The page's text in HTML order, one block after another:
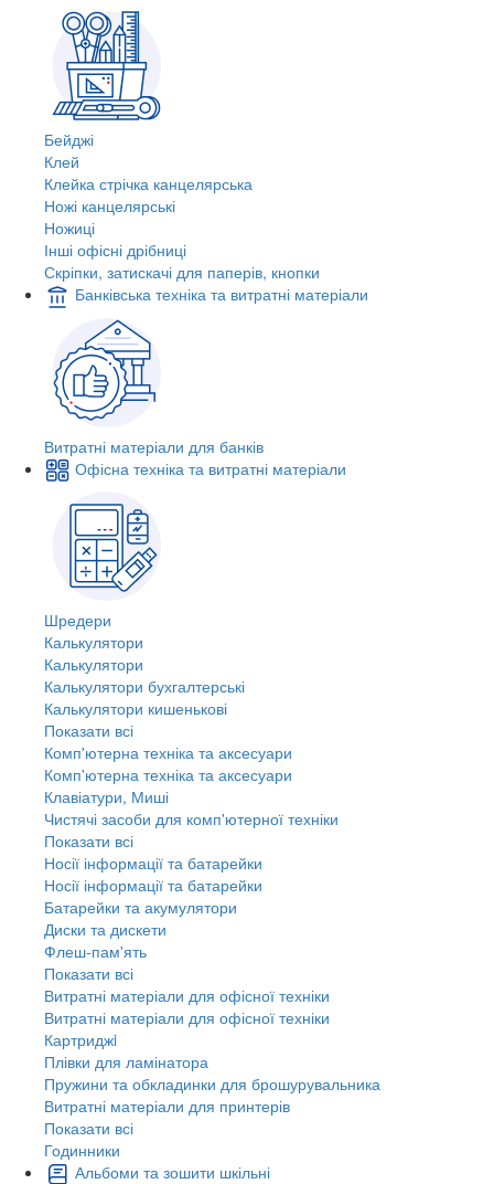
Бейджі
Клей
Клейка стрічка канцелярська
Ножі канцелярські
Ножиці
Інші офісні дрібниці
Скріпки, затискачі для паперів, кнопки
Банківська техніка та витратні матеріали
Витратні матеріали для банків
Офісна техніка та витратні матеріали
Шредери
Калькулятори
Калькулятори
Калькулятори бухгалтерські
Калькулятори кишенькові
Показати всі
Комп'ютерна техніка та аксесуари
Комп'ютерна техніка та аксесуари
Клавіатури, Миші
Чистячі засоби для комп'ютерної техніки
Показати всі
Носії інформації та батарейки
Носії інформації та батарейки
Батарейки та акумулятори
Диски та дискети
Флеш-пам'ять
Показати всі
Витратні матеріали для офісної техніки
Витратні матеріали для офісної техніки
Картриджi
Плівки для ламінатора
Пружини та обкладинки для брошурувальника
Витратні матеріали для принтерів
Показати всі
Годинники
Альбоми та зошити шкільні